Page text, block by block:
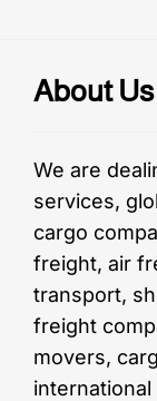
About Us
We are
services,
cargo
freight, air
transport,
freight
movers,